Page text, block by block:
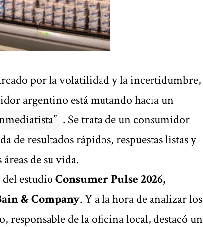
por la volatilidad y la incertidumbre,
argentino está mutando hacia un
. Se trata de un consumidor
de resultados rápidos, respuestas listas y
de su vida.
estudioConsumer Pulse 2026,
& Company. Y a la hora de analizar los
responsable de la oficina local, destacó un